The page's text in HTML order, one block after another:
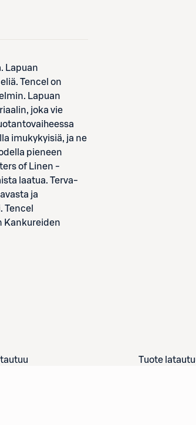
Lapuan
Tencel on
Lapuan
joka vie
imukykyisiä, ja ne
pieneen
of Linen -
laatua. Terva-
ja
Kankureiden
Tuote